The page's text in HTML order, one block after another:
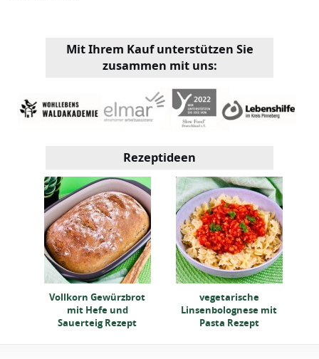
Mit Ihrem Kauf unterstützen Sie
zusammen mit uns:
Rezeptideen
Vollkorn Gewürzbrot
mit Hefe und
Sauerteig Rezept
vegetarische
Linsenbolognese mit
Pasta Rezept